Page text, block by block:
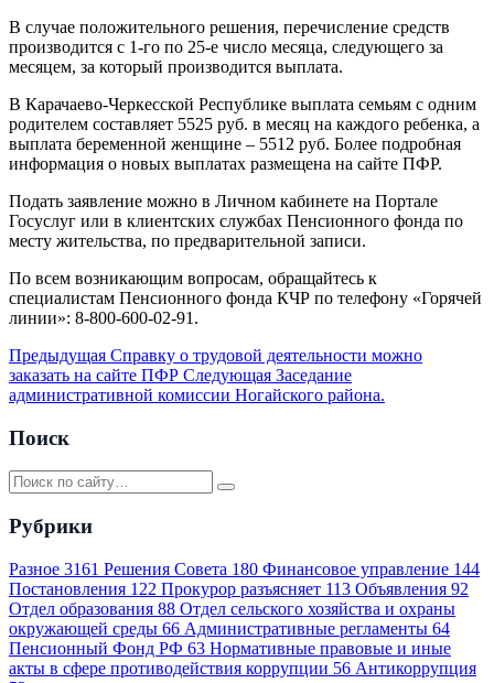
В случае положительного решения, перечисление средств
производится с 1-го по 25-е число месяца, следующего за
месяцем, за который производится выплата.
В Карачаево-Черкесской Республике выплата семьям с одним
родителем составляет 5525 руб. в месяц на каждого ребенка, а
выплата беременной женщине – 5512 руб. Более подробная
информация о новых выплатах размещена на сайте ПФР.
Подать заявление можно в Личном кабинете на Портале
Госуслуг или в клиентских службах Пенсионного фонда по
месту жительства, по предварительной записи.
По всем возникающим вопросам, обращайтесь к
специалистам Пенсионного фонда КЧР по телефону «Горячей
линии»: 8-800-600-02-91.
Предыдущая Справку о трудовой деятельности можно
заказать на сайте ПФР Следующая Заседание
административной комиссии Ногайского района.
Поиск
Рубрики
Разное 3161 Решения Совета 180 Финансовое управление 144
Постановления 122 Прокурор разъясняет 113 Объявления 92
Отдел образования 88 Отдел сельского хозяйства и охраны
окружающей среды 66 Административные регламенты 64
Пенсионный Фонд РФ 63 Нормативные правовые и иные
акты в сфере противодействия коррупции 56 Антикоррупция